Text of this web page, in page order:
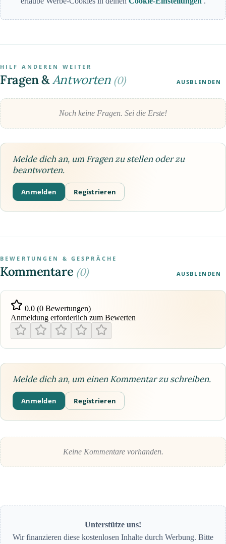
HILF ANDEREN WEITER
Fragen &Antworten (0) AUSBLENDEN
Noch keine Fragen. Sei die Erste!
Melde dich an, um Fragen zu stellen oder zu
beantworten.
Anmelden Registrieren
BEWERTUNGEN & GESPRÄCHE
Kommentare (0) AUSBLENDEN
0.0 (0 Bewertungen)
Anmeldung erforderlich zum Bewerten
Melde dich an, um einen Kommentar zu schreiben.
Anmelden Registrieren
Keine Kommentare vorhanden.
Unterstütze uns!
Wir finanzieren diese kostenlosen Inhalte durch Werbung. Bitte